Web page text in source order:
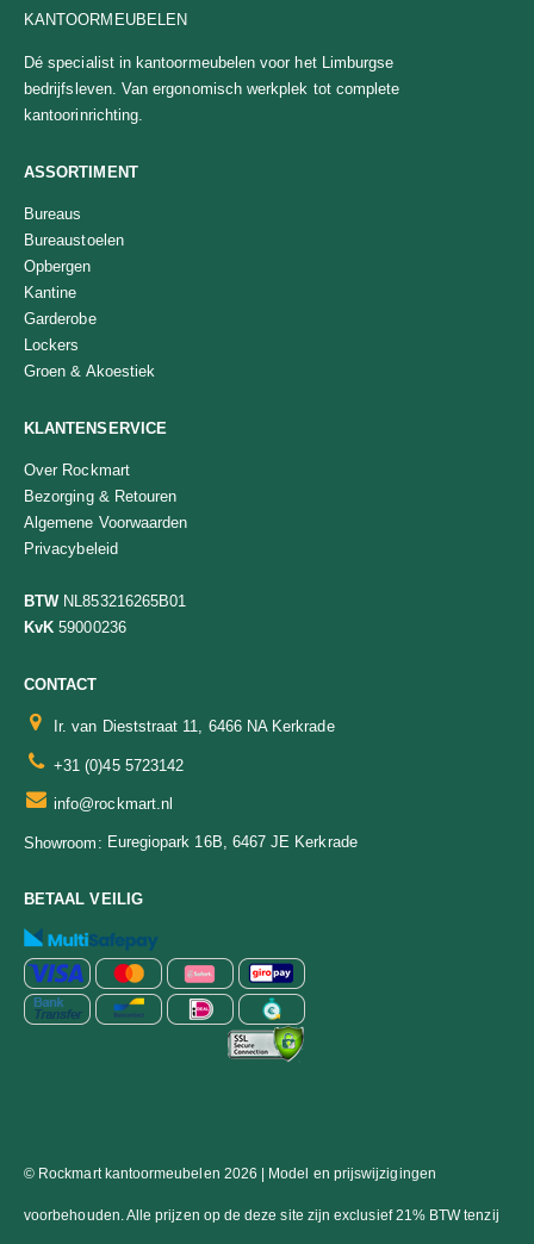
KANTOORMEUBELEN
Dé specialist in kantoormeubelen voor het Limburgse
bedrijfsleven. Van ergonomisch werkplek tot complete
kantoorinrichting.
ASSORTIMENT
Bureaus
Bureaustoelen
Opbergen
Kantine
Garderobe
Lockers
Groen & Akoestiek
KLANTENSERVICE
Over Rockmart
Bezorging & Retouren
Algemene Voorwaarden
Privacybeleid
BTWNL853216265B01
KvK 59000236
CONTACT
Ir. van Dieststraat 11, 6466 NA Kerkrade
+31 (0)45 5723142
info@rockmart.nl
Showroom: Euregiopark 16B, 6467 JE Kerkrade
BETAAL VEILIG
© Rockmart kantoormeubelen 2026 | Model en prijswijzigingen
voorbehouden. Alle prijzen op de deze site zijn exclusief 21% BTW tenzij